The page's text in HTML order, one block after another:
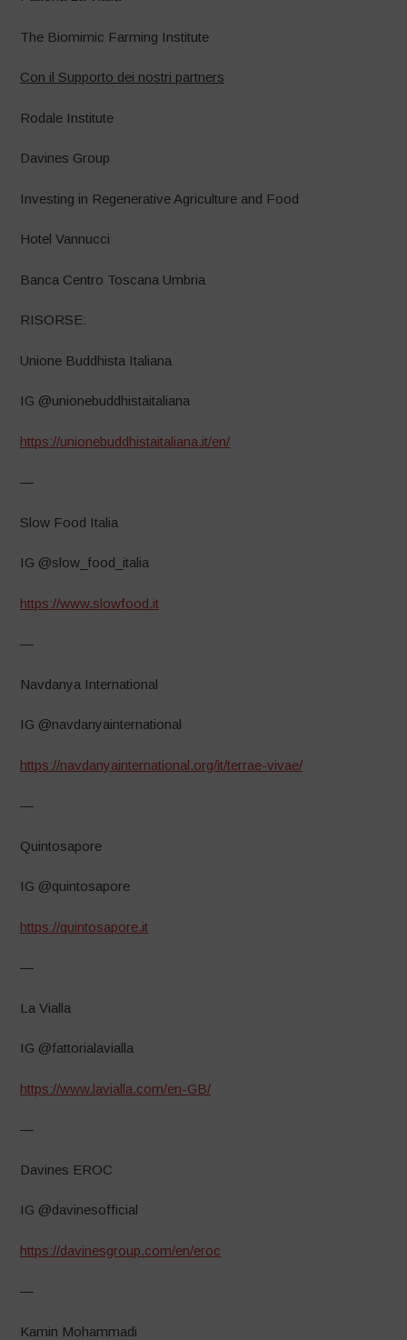
The Biomimic Farming Institute
Con il Supporto dei nostri partners
Rodale Institute
Davines Group
Investing in Regenerative Agriculture and Food
Hotel Vannucci
Banca Centro Toscana Umbria
RISORSE:
Unione Buddhista Italiana
IG @unionebuddhistaitaliana
https://unionebuddhistaitaliana.it/en/
—
Slow Food Italia
IG @slow_food_italia
https://www.slowfood.it
—
Navdanya International
IG @navdanyainternational
https://navdanyainternational.org/it/terrae-vivae/
—
Quintosapore
IG @quintosapore
https://quintosapore.it
—
La Vialla
IG @fattorialavialla
https://www.lavialla.com/en-GB/
—
Davines EROC
IG @davinesofficial
https://davinesgroup.com/en/eroc
—
Kamin Mohammadi